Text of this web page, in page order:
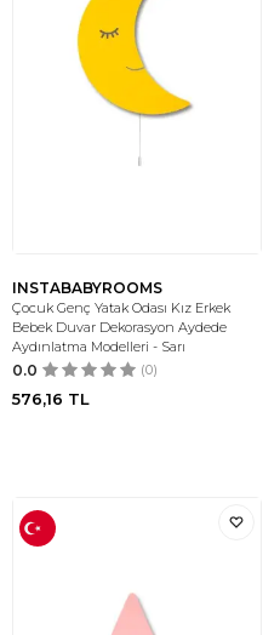
INSTABABYROOMS
Çocuk Genç Yatak Odası Kız Erkek
Bebek Duvar Dekorasyon Aydede
Aydınlatma Modelleri - Sarı
0.0 (0)
576,16 TL